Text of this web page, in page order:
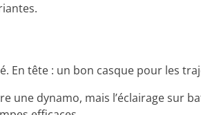
En tête : un bon casque pour les
une dynamo, mais l’éclairage sur